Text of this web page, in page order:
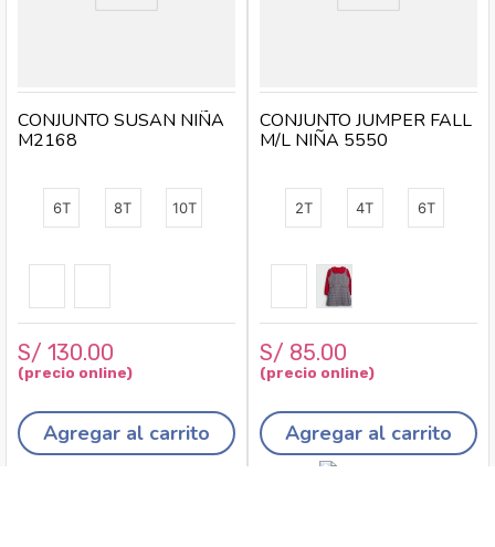
6T 8T 10T
CONJUNTO SUSAN NIÑA
M2168
S/ 130.00
Agregar al carrito
2T 4T 6T
CONJUNTO JUMPER FALL
M/L NIÑA 5550
S/ 85.00
Agregar al carrito